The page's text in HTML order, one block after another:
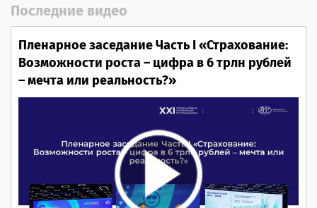
Последние видео
Пленарное заседание Часть I «Страхование:
Возможности роста – цифра в 6 трлн рублей
– мечта или реальность?»